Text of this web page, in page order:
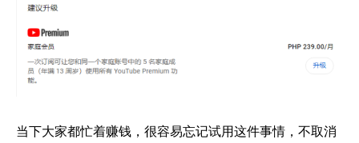
当下大家都忙着赚钱，很容易忘记试用这件事情，不取消